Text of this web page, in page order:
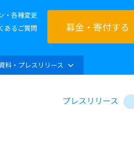
・各種変更
あるご質問
募金・寄付する
料・プレスリリース
プレスリリース